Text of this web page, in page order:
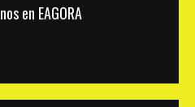
en EAGORA